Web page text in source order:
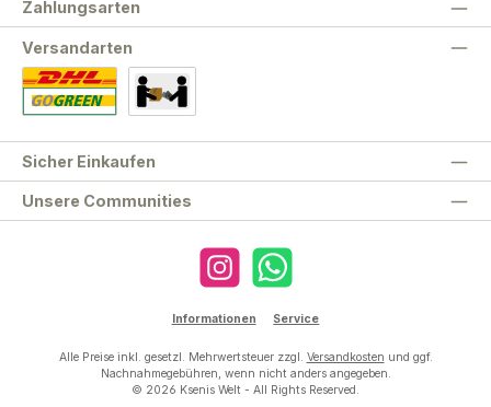
Unsere Communities
Zahlungsarten
Versandarten
Sicher Einkaufen
Instagram WhatsApp
Informationen Service
Alle Preise inkl. gesetzl. Mehrwertsteuer zzgl. Versandkosten und ggf.
Nachnahmegebühren, wenn nicht anders angegeben.
© 2026 Ksenis Welt - All Rights Reserved.